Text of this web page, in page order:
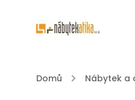
Domů / Nábytek a